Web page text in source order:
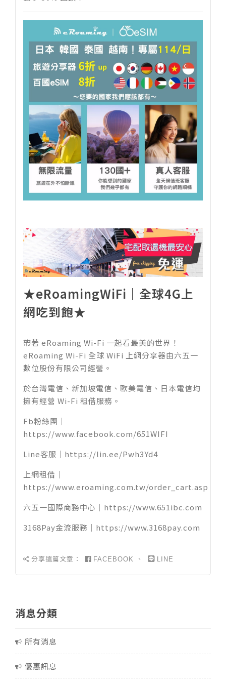
★eRoamingWiFi｜全球4G上
網吃到飽★
帶著 eRoaming Wi-Fi 一起看最美的世界！
eRoaming Wi-Fi 全球 WiFi 上網分享器由六五一
數位股份有限公司經營。
於台灣電信、新加坡電信、歐美電信、日本電信均
擁有經營 Wi-Fi 租借服務。
Fb粉絲團｜
https://www.facebook.com/651WIFI
Line客服｜ https://lin.ee/Pwh3Yd4
上網租借｜
https://www.eroaming.com.tw/order_cart.asp
六五一國際商務中心｜ https://www.651ibc.com
3168Pay金流服務｜ https://www.3168pay.com
分享這篇文章： FACEBOOK 、 LINE
消息分類
所有消息
優惠訊息